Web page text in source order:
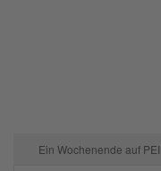
Ein Wochenende auf PEI